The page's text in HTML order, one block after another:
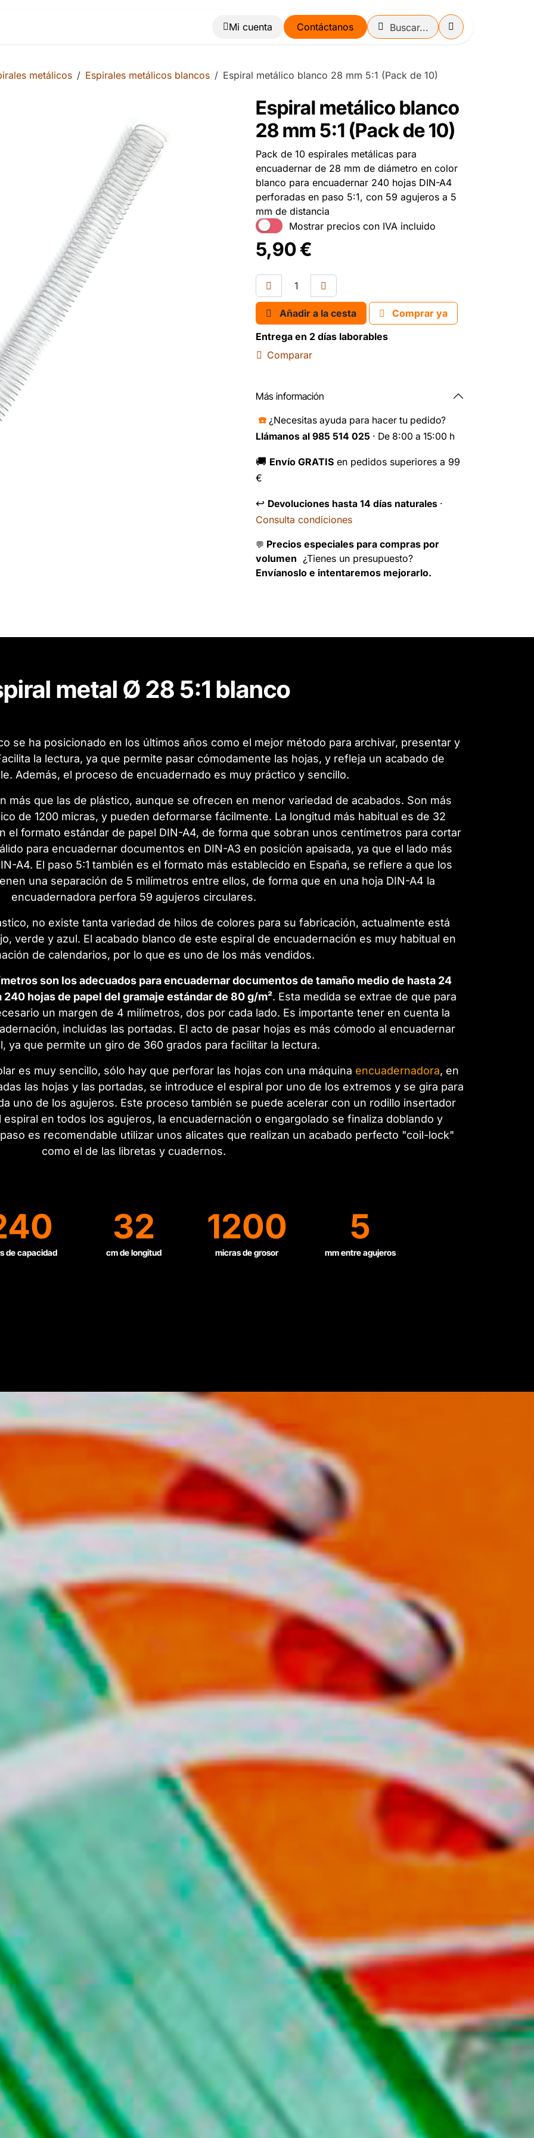
Blog Contáctanos
metálicos Espirales metálicos blancos Espiral metálico blanco 28 mm 5:1 (Pack de 10)
Espiral metálico blanco
28 mm 5:1 (Pack de 10)
Pack de 10 espirales metálicas para
encuadernar de 28 mm de diámetro en color
blanco para encuadernar 240 hojas DIN-A4
perforadas en paso 5:1, con 59 agujeros a 5
mm de distancia
Mostrar precios con IVA incluido
5,90€
Añadir a la cesta
Comprar ya
Entrega en 2 días laborables
Comparar
Más información
☎️ ¿Necesitas ayuda para hacer tu pedido?
Llámanos al 985 514 025 · De 8:00 a 15:00 h
🚚 Envío GRATIS en pedidos superiores a 99
€
↩️ Devoluciones hasta 14 días naturales ·
Consulta condiciones
💬 Precios especiales para compras por
volumen ¿Tienes un presupuesto?
Envíanoslo e intentaremos mejorarlo.
metal Ø 28 5:1 blanco
se ha posicionado en los últimos años como el mejor método para archivar, presentar y
la lectura, ya que permite pasar cómodamente las hojas, y refleja un acabado de
Además, el proceso de encuadernado es muy práctico y sencillo.
más que las de plástico, aunque se ofrecen en menor variedad de acabados. Son más
de 1200 micras, y pueden deformarse fácilmente. La longitud más habitual es de 32
el formato estándar de papel DIN-A4, de forma que sobran unos centímetros para cortar
para encuadernar documentos en DIN-A3 en posición apaisada, ya que el lado más
A4. El paso 5:1 también es el formato más establecido en España, se refiere a que los
una separación de 5 milímetros entre ellos, de forma que en una hoja DIN-A4 la
encuadernadora perfora 59 agujeros circulares.
no existe tanta variedad de hilos de colores para su fabricación, actualmente está
verde y azul. El acabado blanco de este espiral de encuadernación es muy habitual en
de calendarios, por lo que es uno de los más vendidos.
son los adecuados para encuadernar documentos de tamaño medio de hasta 24
hojas de papel del gramaje estándar de 80 g/m². Esta medida se extrae de que para
un margen de 4 milímetros, dos por cada lado. Es importante tener en cuenta la
incluidas las portadas. El acto de pasar hojas es más cómodo al encuadernar
ya que permite un giro de 360 grados para facilitar la lectura.
es muy sencillo, sólo hay que perforar las hojas con una máquina encuadernadora, en
las hojas y las portadas, se introduce el espiral por uno de los extremos y se gira para
uno de los agujeros. Este proceso también se puede acelerar con un rodillo insertador
en todos los agujeros, la encuadernación o engargolado se finaliza doblando y
es recomendable utilizar unos alicates que realizan un acabado perfecto "coil-lock"
como el de las libretas y cuadernos.
de capacidad
32
cm de longitud
1200
micras de grosor
5
mm entre agujeros